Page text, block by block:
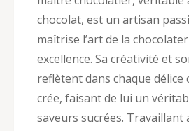
chocolat, est un artisan
maîtrise l’art de la
excellence. Sa créativité et
reflètent dans chaque délice
crée, faisant de lui un
saveurs sucrées. Travaillant